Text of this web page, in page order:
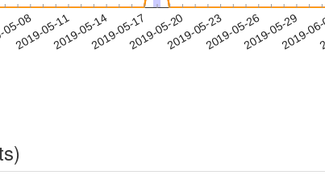
08
2019-05-112019-05-142019-05-172019-05-202019-05-232019-05-262019-05-29
2019-